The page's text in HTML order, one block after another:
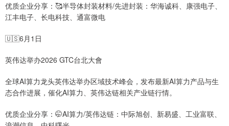
优质企业分享：🥰半导体封装材料/先进封装：华海诚科、康强电子、
江丰电子、长电科技、通富微电
🇺🇸6月1日
英伟达举办2026 GTC台北大會
全球AI算力龙头英伟达举办区域技术峰会，发布最新AI算力产品与生
态合作进展，催化AI算力、英伟达链相关产业链行情。
优质企业分享：🤭AI算力/英伟达链：中际旭创、新易盛、工业富联、